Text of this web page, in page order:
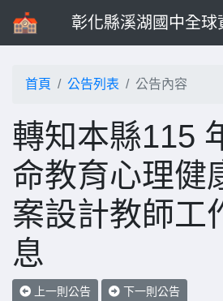
彰化縣溪湖國中全球
首頁 公告列表 公告內容
轉知本縣115
命教育心理健
案設計教師工
息
上一則公告 下一則公告